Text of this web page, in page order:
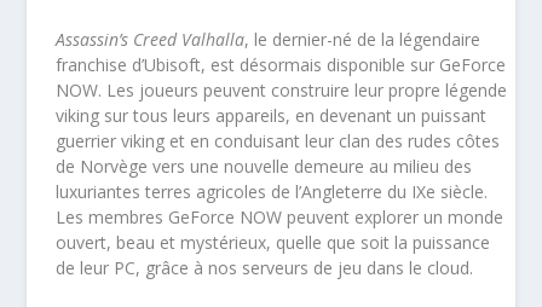
Assassin’s Creed Valhalla, le dernier-né de la légendaire
franchise d’Ubisoft, est désormais disponible sur GeForce
NOW. Les joueurs peuvent construire leur propre légende
viking sur tous leurs appareils, en devenant un puissant
guerrier viking et en conduisant leur clan des rudes côtes
de Norvège vers une nouvelle demeure au milieu des
luxuriantes terres agricoles de l’Angleterre du IXe siècle.
Les membres GeForce NOW peuvent explorer un monde
ouvert, beau et mystérieux, quelle que soit la puissance
de leur PC, grâce à nos serveurs de jeu dans le cloud.